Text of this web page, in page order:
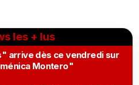
les + lus
arrive dès ce vendredi sur
Montero"